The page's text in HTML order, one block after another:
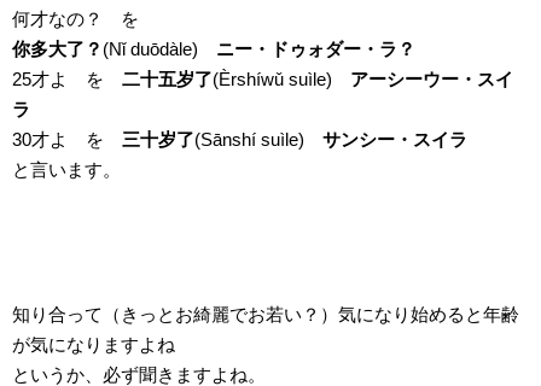
何才なの？ を
你多大了？ (Nǐ duōdàle) ニー・ドゥォダー・ラ？
25才よ を 二十五岁了(Èrshíwǔ suìle) アーシーウー・スイ
ラ
30才よ を 三十岁了(Sānshí suìle) サンシー・スイラ
と言います。
知り合って（きっとお綺麗でお若い？）気になり始めると年齢
が気になりますよね
というか、必ず聞きますよね。